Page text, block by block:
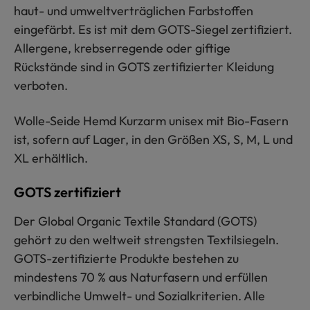
haut- und umweltverträglichen Farbstoffen
eingefärbt. Es ist mit dem GOTS-Siegel zertifiziert.
Allergene, krebserregende oder giftige
Rückstände sind in GOTS zertifizierter Kleidung
verboten.
Wolle-Seide Hemd Kurzarm unisex mit Bio-Fasern
ist, sofern auf Lager, in den Größen XS, S, M, L und
XL erhältlich.
GOTS zertifiziert
Der Global Organic Textile Standard (GOTS)
gehört zu den weltweit strengsten Textilsiegeln.
GOTS-zertifizierte Produkte bestehen zu
mindestens 70 % aus Naturfasern und erfüllen
verbindliche Umwelt- und Sozialkriterien. Alle